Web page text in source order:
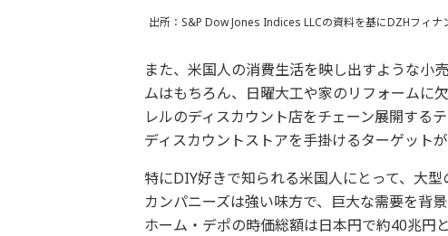
出所：S&P Dow Jones Indices LLCの資料を基にDZHフィナ
また、米国人の消費生活を映し出すような小
ムはもちろん、日曜大工や家のリフォームに
レルのディスカウント店をチェーン展開する
ディスカウントストアを手掛けるターゲット
特にDIY好きで知られる米国人にとって、大
カンパニーズは強い味方で、巨大な需要を背
ホーム・デポの時価総額は日本円で約40兆円